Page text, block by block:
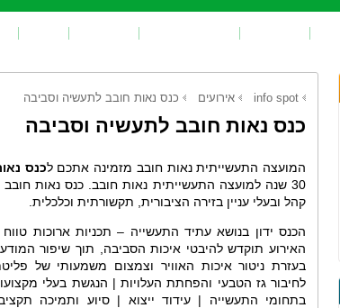
info spot אירועים כנס נאות חובב לתעשיה וסביבה
כנס נאות חובב לתעשיה וסביבה
המועצה התעשייתית נאות חובב מזמינה אתכם לכנס
30 שנה למועצה התעשייתית נאות חובב. כנס נאות
קהל ובעלי עניין בזירה הציבורית, תקשורתית וכלכלית.
הכנס ידון בנושא עתיד התעשייה – תכניות ארוכות
האירוע תוקדש להיבטי איכות הסביבה, תוך שיפור
בעזרת ניטור איכות האוויר וצמצום משמעותי של
לחיבור גז הטבעי והפחתת העלויות | הנגשת בעלי
בתחומי התעשייה | עידוד ייצוא | סיוע ותמיכה